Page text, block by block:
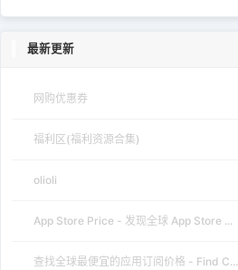
最新更新
网购优惠券
福利区(福利资源合集)
olioli
App Store Price - 发现全球 App Store ...
查找全球最便宜的应用订阅价格 - Find C...